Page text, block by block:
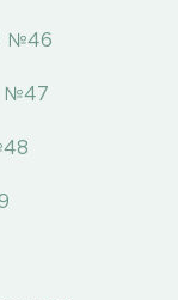
№46
№47